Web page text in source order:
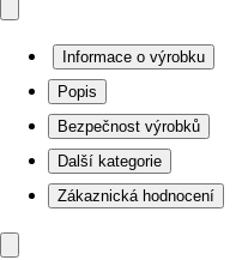
Informace o výrobku
Popis
Bezpečnost výrobků
Další kategorie
Zákaznická hodnocení